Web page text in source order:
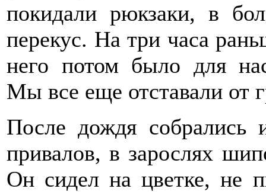
покидали рюкзаки, в
перекус. На три часа
него потом было для
Мы все еще отставали от
После дождя
привалов, в зарослях
Он сидел на цветке, не